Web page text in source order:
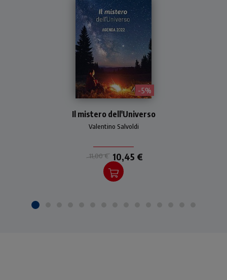
- 5%
2022. Tema: universo,
scienza e fede.
Valentino Salvoldi
Il mistero dell'Universo
11,00 € 10,45 €